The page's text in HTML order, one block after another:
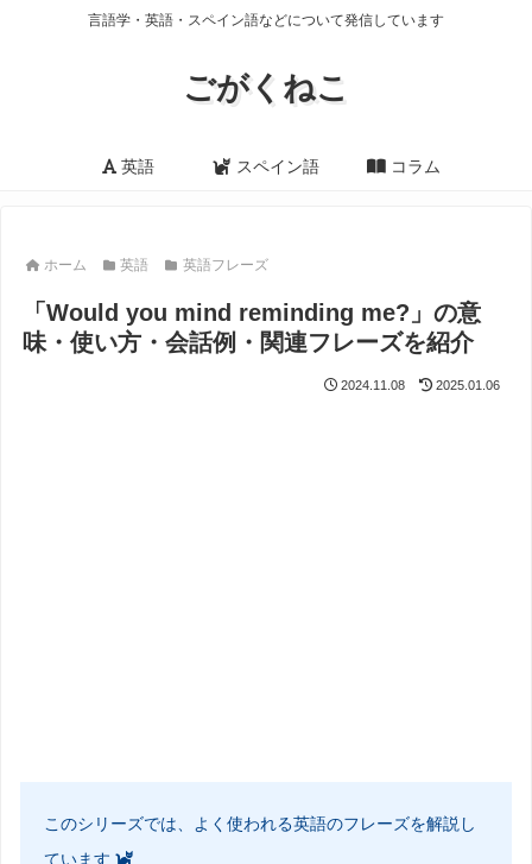
言語学・英語・スペイン語などについて発信しています
ごがくねこ
英語 スペイン語 コラム
ホーム 英語 英語フレーズ
「Would you mind reminding me?」の意
味・使い方・会話例・関連フレーズを紹介
2024.11.08 2025.01.06
このシリーズでは、よく使われる英語のフレーズを解説し
ています